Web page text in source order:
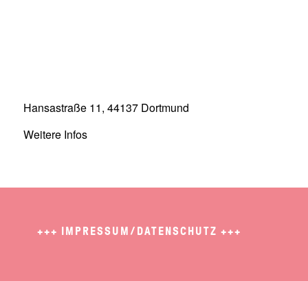
Hansastraße 11, 44137 Dortmund
Weitere Infos
+++ IMPRESSUM/DATENSCHUTZ +++